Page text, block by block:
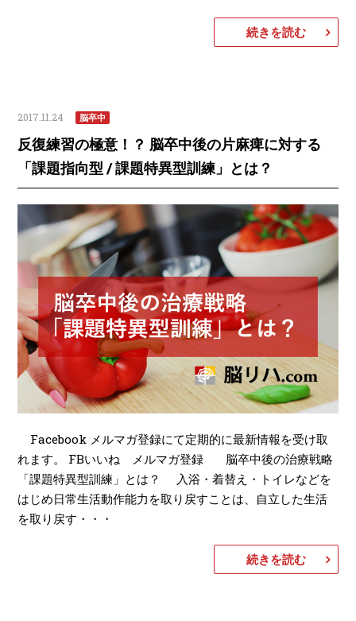
続きを読む
2017.11.24 脳卒中
反復練習の極意！？ 脳卒中後の片麻痺に対する
「課題指向型 / 課題特異型訓練」とは？
Facebook メルマガ登録にて定期的に最新情報を受け取
れます。 FBいいね メルマガ登録 脳卒中後の治療戦略
「課題特異型訓練」とは？ 入浴・着替え・トイレなどを
はじめ日常生活動作能力を取り戻すことは、自立した生活
を取り戻す・・・
続きを読む